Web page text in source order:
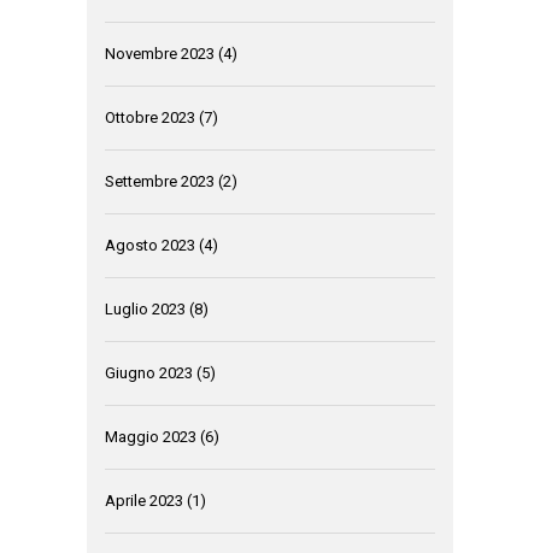
Novembre 2023 (4)
Ottobre 2023 (7)
Settembre 2023 (2)
Agosto 2023 (4)
Luglio 2023 (8)
Giugno 2023 (5)
Maggio 2023 (6)
Aprile 2023 (1)